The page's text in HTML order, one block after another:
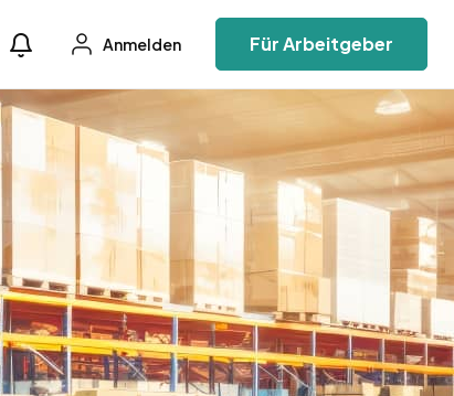
Anmelden Für Arbeitgeber